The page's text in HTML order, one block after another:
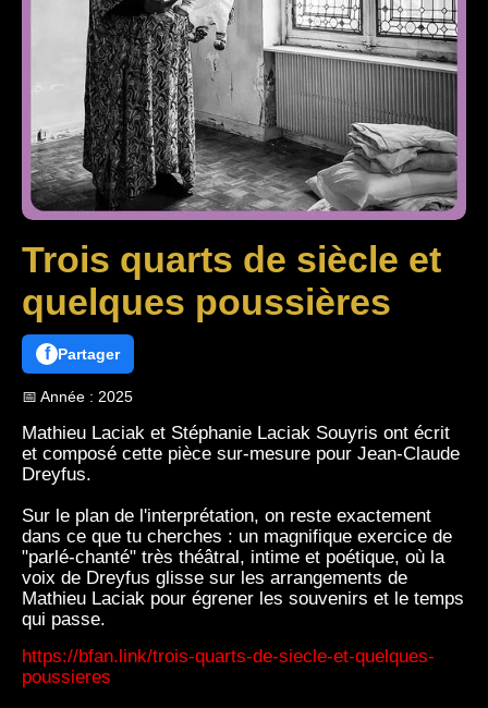
Trois quarts de siècle et
quelques poussières
f Partager
📅 Année : 2025
Mathieu Laciak et Stéphanie Laciak Souyris ont écrit
et composé cette pièce sur-mesure pour Jean-Claude
Dreyfus.
Sur le plan de l'interprétation, on reste exactement
dans ce que tu cherches : un magnifique exercice de
"parlé-chanté" très théâtral, intime et poétique, où la
voix de Dreyfus glisse sur les arrangements de
Mathieu Laciak pour égrener les souvenirs et le temps
qui passe.
https://bfan.link/trois-quarts-de-siecle-et-quelques-
poussieres